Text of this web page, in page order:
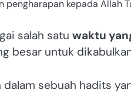
kepada Allah
salah satu waktu
besar untuk dikabulkan
sebuah hadits